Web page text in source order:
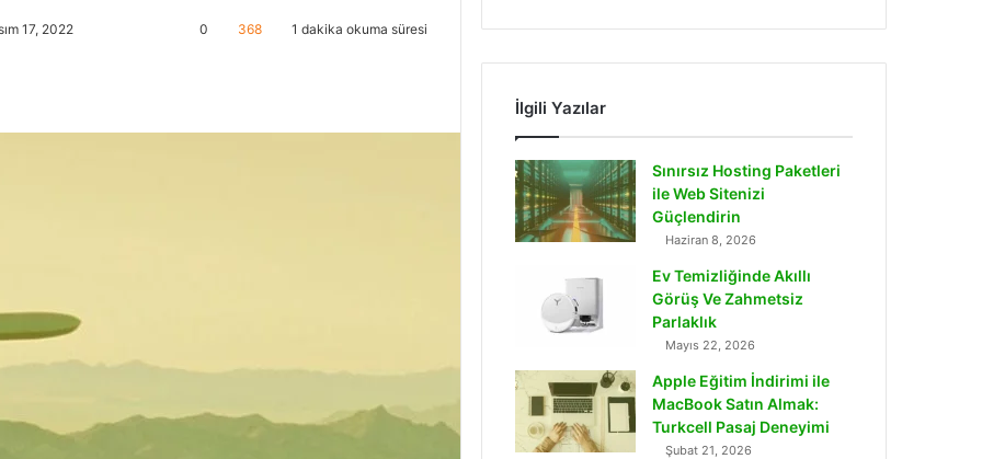
17, 2022 0 368 1 dakika okuma süresi
İlgili Yazılar
Sınırsız Hosting Paketleri
ile Web Sitenizi
Güçlendirin
Haziran 8, 2026
Ev Temizliğinde Akıllı
Görüş Ve Zahmetsiz
Parlaklık
Mayıs 22, 2026
Apple Eğitim İndirimi ile
MacBook Satın Almak:
Turkcell Pasaj Deneyimi
Şubat 21, 2026